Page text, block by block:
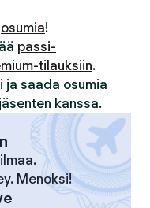
osumia!
passi-
tilauksiin.
ja saada osumia
kanssa.
Menoksi!